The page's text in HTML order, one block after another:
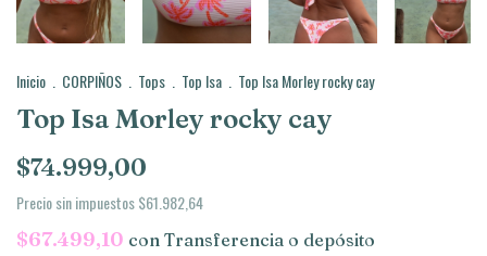
Inicio . CORPIÑOS . Tops . Top Isa . Top Isa Morley rocky cay
Top Isa Morley rocky cay
$74.999,00
Precio sin impuestos$61.982,64
$67.499,10 con Transferencia o depósito